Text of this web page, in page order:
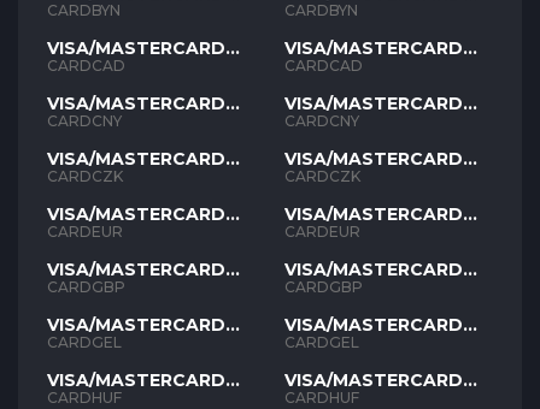
BYN
CARDBYN
VISA/MASTERCARD
CAD
CARDCAD
VISA/MASTERCARD
CNY
CARDCNY
VISA/MASTERCARD
CZK
CARDCZK
VISA/MASTERCARD
EUR
CARDEUR
VISA/MASTERCARD
GBP
CARDGBP
VISA/MASTERCARD
GEL
CARDGEL
VISA/MASTERCARD
HUF
CARDHUF
BYN
CARDBYN
VISA/MASTERCARD
CAD
CARDCAD
VISA/MASTERCARD
CNY
CARDCNY
VISA/MASTERCARD
CZK
CARDCZK
VISA/MASTERCARD
EUR
CARDEUR
VISA/MASTERCARD
GBP
CARDGBP
VISA/MASTERCARD
GEL
CARDGEL
VISA/MASTERCARD
HUF
CARDHUF